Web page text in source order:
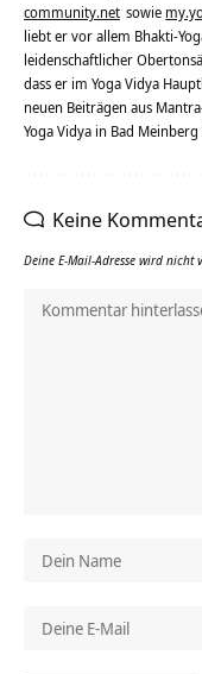
community.net sowie
liebt er vor allem Bhakti-
leidenschaftlicher
dass er im Yoga Vidya
neuen Beiträgen aus
Yoga Vidya in Bad
Keine
Deine E-Mail-Adresse wird nicht